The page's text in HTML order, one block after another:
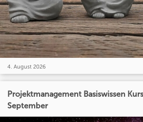
4. August 2026
Projektmanagement Basiswissen
September